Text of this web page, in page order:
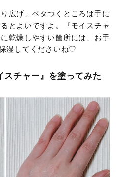
広げ、ベタつくところは手に
とよいですよ。『モイスチャ
乾燥しやすい箇所には、お手
湿してくださいね♡
スチャー』を塗ってみた